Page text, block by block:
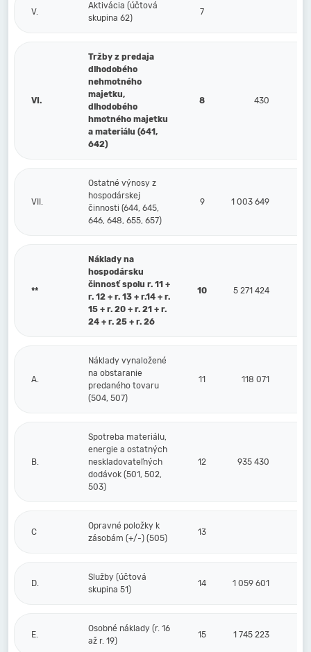
V.
Aktivácia (účtová
skupina 62)
7
VI.
Tržby z predaja
dlhodobého
nehmotného
majetku,
dlhodobého
hmotného majetku
a materiálu (641,
642)
8 430
VII.
Ostatné výnosy z
hospodárskej
činnosti (644, 645,
646, 648, 655, 657)
9 1 003 649
**
Náklady na
hospodársku
činnosť spolu r. 11 +
r. 12 + r. 13 + r.14 + r.
15 + r. 20 + r. 21 + r.
24 + r. 25 + r. 26
10 5 271 424
A.
Náklady vynaložené
na obstaranie
predaného tovaru
(504, 507)
11 118 071
B.
Spotreba materiálu,
energie a ostatných
neskladovateľných
dodávok (501, 502,
503)
12 935 430
C
Opravné položky k
zásobám (+/-) (505)
13
D.
Služby (účtová
skupina 51)
14 1 059 601
E.
Osobné náklady (r. 16
až r. 19)
15 1 745 223